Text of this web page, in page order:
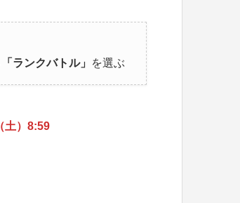
ランクバトル」 を選ぶ
土）8:59